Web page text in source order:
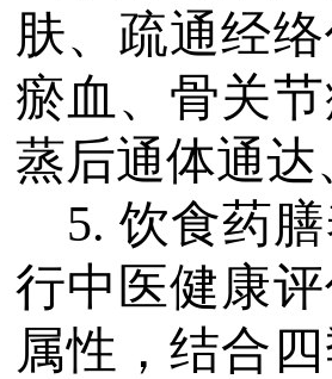
肤、疏通经
瘀血、骨关
蒸后通体通
5. 饮食药
行中医健康
属性，结合